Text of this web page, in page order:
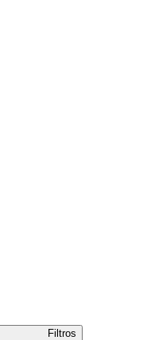
Filtros